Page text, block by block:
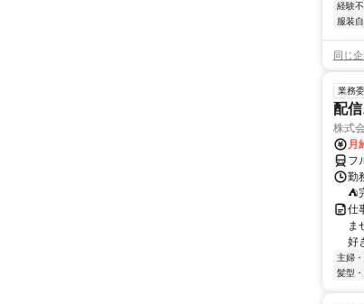
経験
服装
同じ
業務
配
株式
月
フ
勤
⛺
仕
ま
好
主婦
髪型